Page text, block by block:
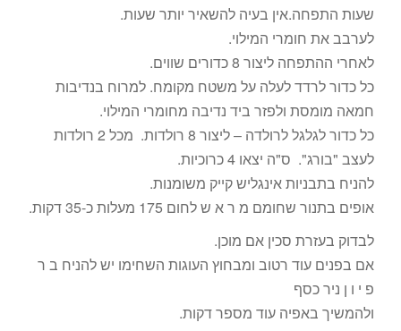
שעות התפחה.אין בעיה להשאיר יותר שעות.
לערבב את חומרי המילוי.
לאחרי ההתפחה ליצור 8 כדורים שווים.
כל כדור לרדד לעלה על משטח מקומח. למרוח בנדיבות
חמאה מומסת ולפזר ביד נדיבה מחומרי המילוי.
כל כדור לגלגל לרולדה – ליצור 8 רולדות. מכל 2 רולדות
לעצב "בורג". ס"ה יצאו 4 כרוכיות.
להניח בתבניות אינגליש קייק משומנות.
אופים בתנור שחומם מ ר א ש לחום 175 מעלות כ-35 דקות.
לבדוק בעזרת סכין אם מוכן.
אם בפנים עוד רטוב ומבחוץ העוגות השחימו יש להניח ב ר
פ י ו ן ניר כסף
ולהמשיך באפיה עוד מספר דקות.